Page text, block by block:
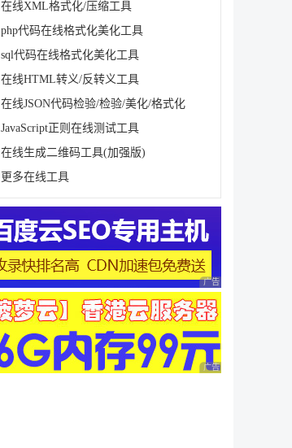
在线XML格式化/压缩工具
php代码在线格式化美化工具
sql代码在线格式化美化工具
在线HTML转义/反转义工具
在线JSON代码检验/检验/美化/格式化
JavaScript正则在线测试工具
在线生成二维码工具(加强版)
更多在线工具
广告 商业广告，理性
广告 商业广告，理性